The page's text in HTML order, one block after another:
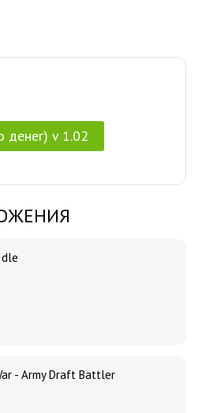
денег) v 1.02
- Army Draft Battler